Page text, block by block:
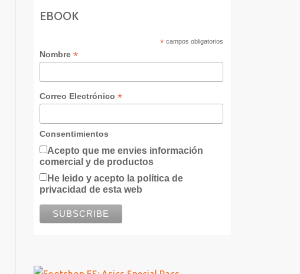
EBOOK
* campos obligatorios
Nombre*
Correo Electrónico*
Consentimientos
Acepto que me envies información
comercial y de productos
He leido y acepto la política de
privacidad de esta web